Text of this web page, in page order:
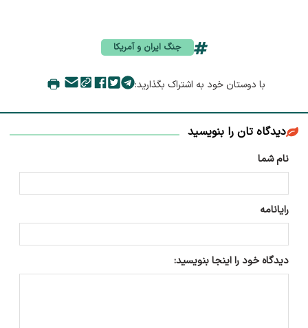
جنگ ایران و آمریکا
با دوستان خود به اشتراک بگذارید:
دیدگاه تان را بنویسید
نام شما
رایانامه
دیدگاه خود را اینجا بنویسید: